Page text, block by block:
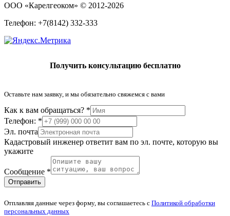
ООО «Карелгеоком» © 2012-2026
Телефон: +7(8142) 332-333
Получить консультацию бесплатно
Оставьте нам заявку, и мы обязательно свяжемся с вами
Как к вам обращаться? *
Телефон: *
Эл. почта
Кадастровый инженер ответит вам по эл. почте, которую вы
укажите
Сообщение *
Отправить
Отплавляя данные через форму, вы соглашаетесь с Политикой обработки
персональных данных